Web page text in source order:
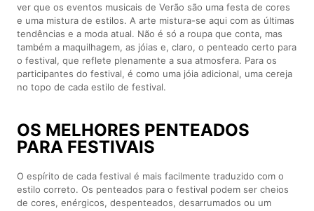
ver que os eventos musicais de Verão são uma festa de cores
e uma mistura de estilos. A arte mistura-se aqui com as últimas
tendências e a moda atual. Não é só a roupa que conta, mas
também a maquilhagem, as jóias e, claro, o penteado certo para
o festival, que reflete plenamente a sua atmosfera. Para os
participantes do festival, é como uma jóia adicional, uma cereja
no topo de cada estilo de festival.
OS MELHORES PENTEADOS
PARA FESTIVAIS
O espírito de cada festival é mais facilmente traduzido com o
estilo correto. Os penteados para o festival podem ser cheios
de cores, enérgicos, despenteados, desarrumados ou um